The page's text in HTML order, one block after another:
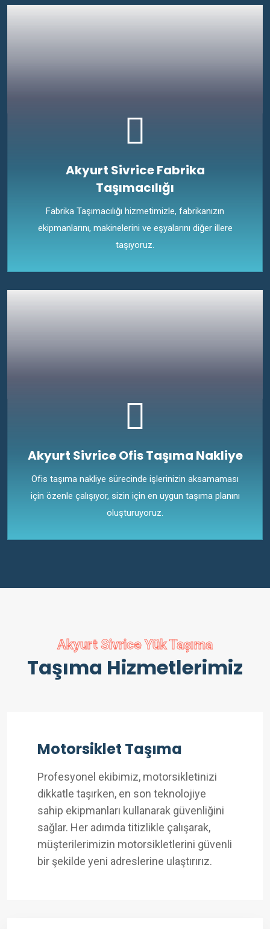
Akyurt Sivrice Fabrika
Taşımacılığı
Fabrika Taşımacılığı hizmetimizle, fabrikanızın
ekipmanlarını, makinelerini ve eşyalarını diğer illere
taşıyoruz.
Akyurt Sivrice Ofis Taşıma Nakliye
Ofis taşıma nakliye sürecinde işlerinizin aksamaması
için özenle çalışıyor, sizin için en uygun taşıma planını
oluşturuyoruz.
Akyurt Sivrice Yük Taşıma
Taşıma Hizmetlerimiz
Motorsiklet Taşıma
Profesyonel ekibimiz, motorsikletinizi
dikkatle taşırken, en son teknolojiye
sahip ekipmanları kullanarak güvenliğini
sağlar. Her adımda titizlikle çalışarak,
müşterilerimizin motorsikletlerini güvenli
bir şekilde yeni adreslerine ulaştırırız.